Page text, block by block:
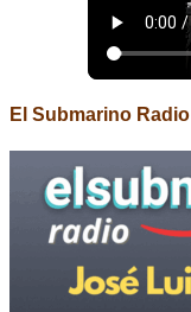
El Submarino Radio